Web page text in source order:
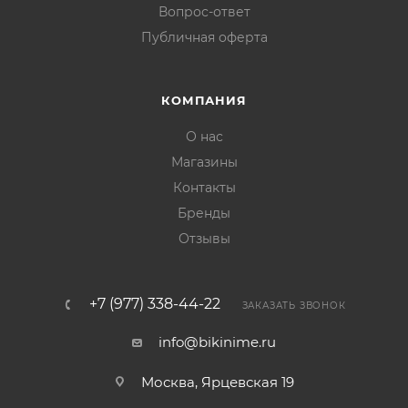
Вопрос-ответ
Публичная оферта
КОМПАНИЯ
О нас
Магазины
Контакты
Бренды
Отзывы
+7 (977) 338-44-22 ЗАКАЗАТЬ ЗВОНОК
info@bikinime.ru
Москва, Ярцевская 19